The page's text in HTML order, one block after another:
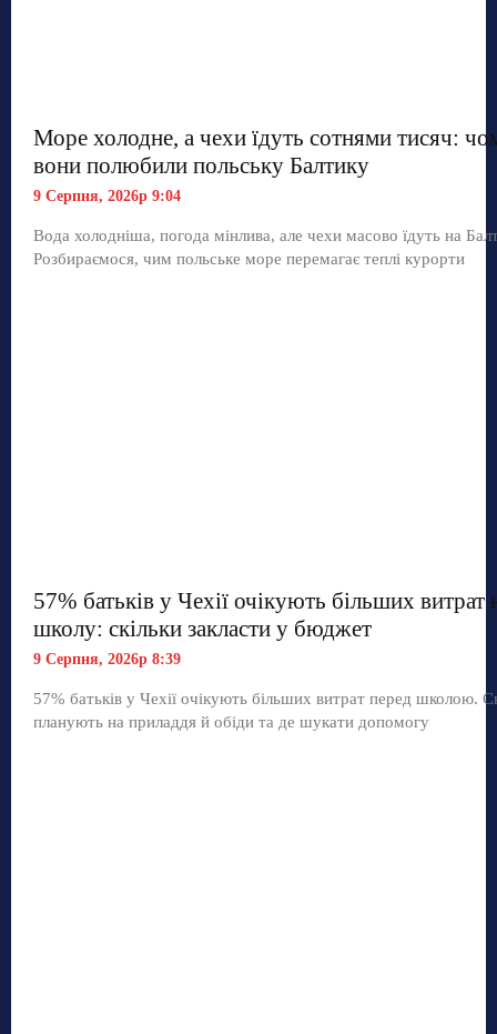
Море холодне, а чехи їдуть сотнями тисяч:
вони полюбили польську Балтику
9 Серпня, 2026р 9:04
Вода холодніша, погода мінлива, але чехи масово їдуть на
Розбираємося, чим польське море перемагає теплі курорти
57% батьків у Чехії очікують більших витрат
школу: скільки закласти у бюджет
9 Серпня, 2026р 8:39
57% батьків у Чехії очікують більших витрат перед школою.
планують на приладдя й обіди та де шукати допомогу